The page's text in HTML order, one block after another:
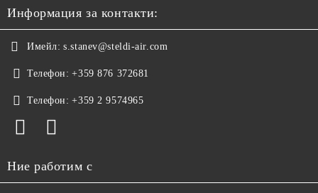
Информация за контакти:
Имейл: s.stanev@steldi-air.com
Телефон: +359 876 372681
Телефон: +359 2 9574965
Ние работим с